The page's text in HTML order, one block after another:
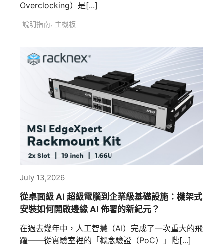
Overclocking）是[...]
說明指南, 主機板
July 13,2026
從桌面級 AI 超級電腦到企業級基礎設施：機架式
安裝如何開啟邊緣 AI 佈署的新紀元？
在過去幾年中，人工智慧（AI）完成了一次重大的飛
躍——從實驗室裡的「概念驗證（PoC）」階[...]